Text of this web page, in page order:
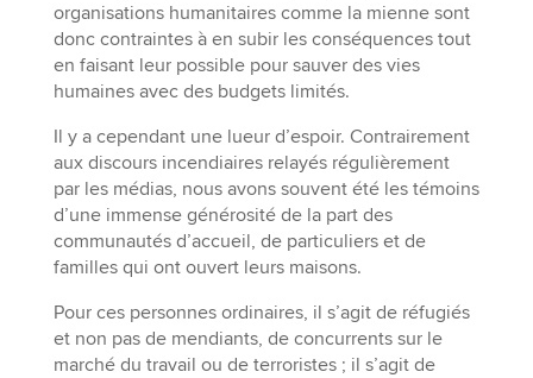
organisations humanitaires comme la mienne sont
donc contraintes à en subir les conséquences tout
en faisant leur possible pour sauver des vies
humaines avec des budgets limités.
Il y a cependant une lueur d’espoir. Contrairement
aux discours incendiaires relayés régulièrement
par les médias, nous avons souvent été les témoins
d’une immense générosité de la part des
communautés d’accueil, de particuliers et de
familles qui ont ouvert leurs maisons.
Pour ces personnes ordinaires, il s’agit de réfugiés
et non pas de mendiants, de concurrents sur le
marché du travail ou de terroristes ; il s’agit de